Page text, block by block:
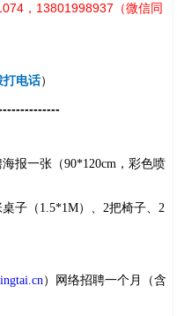
，13801998937（微信同
打电话）
报一张（90*120cm，彩色喷
子（1.5*1M）、2把椅子、2
）网络招聘一个月（含